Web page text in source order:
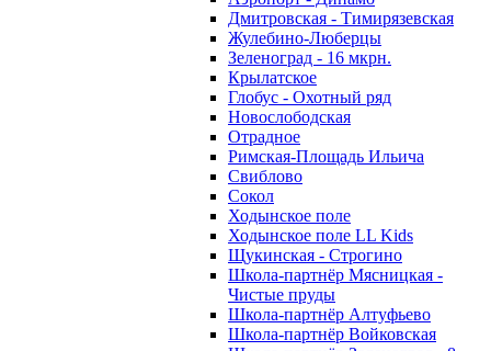
Дмитровская - Тимирязевская
Жулебино-Люберцы
Зеленоград - 16 мкрн.
Крылатское
Глобус - Охотный ряд
Новослободская
Отрадное
Римская-Площадь Ильича
Свиблово
Сокол
Ходынское поле
Ходынское поле LL Kids
Щукинская - Строгино
Школа-партнёр Мясницкая -
Чистые пруды
Школа-партнёр Алтуфьево
Школа-партнёр Войковская